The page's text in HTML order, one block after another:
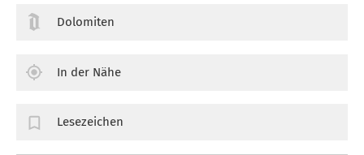
Dolomiten
In der Nähe
Lesezeichen